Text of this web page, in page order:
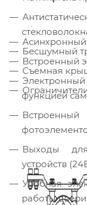
Бесшумный
Съемная
Асинхронный
Встроенный
функцией
Выходы
устройств
Удобная
работы